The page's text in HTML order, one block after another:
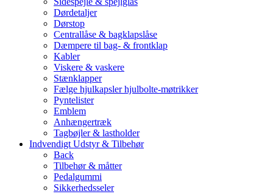
Dørdetaljer
Dørstop
Centrallåse & bagklapslåse
Dæmpere til bag- & frontklap
Kabler
Viskere & vaskere
Stænklapper
Fælge hjulkapsler hjulbolte-møtrikker
Pyntelister
Emblem
Anhængertræk
Tagbøjler & lastholder
Indvendigt Udstyr & Tilbehør
Back
Tilbehør & måtter
Pedalgummi
Sikkerhedsseler